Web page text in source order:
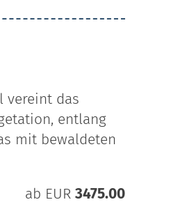
vereint das
entlang
mit bewaldeten
ab EUR 3475.00